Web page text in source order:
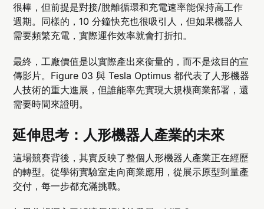
很棒，但前提是對接/脫離循環和充電速率能保持高工作
週期。同樣的，10 分鐘快充也很吸引人，但如果機器人
需要頻繁充電，實際運作效率就會打折扣。
最終，工廠價值是以實際產出來衡量的，而不是炫目的宣
傳影片。Figure 03 與 Tesla Optimus 都代表了人形機器
人技術的重大進展，但誰能率先實現大規模商業部署，還
需要時間來證明。
延伸思考：人形機器人產業的未來
這場競賽背後，其實反映了整個人形機器人產業正在經歷
的轉型。從學術實驗室走向商業應用，從展示原型到量產
交付，每一步都充滿挑戰。